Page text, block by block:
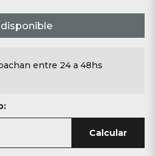
entre 24 a 48hs
Calcular